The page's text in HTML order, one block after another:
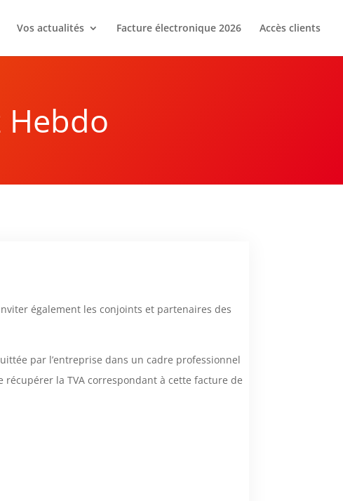
Vos actualités Facture électronique 2026 Accès clients
Hebdo
également les conjoints et partenaires des
par l’entreprise dans un cadre professionnel
la TVA correspondant à cette facture de